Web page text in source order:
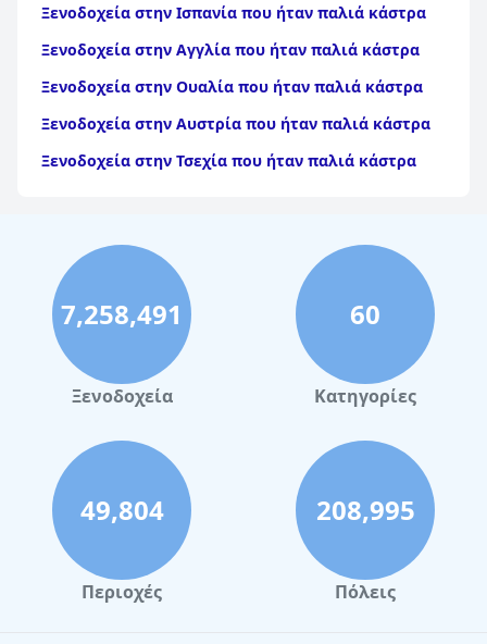
Ξενοδοχεία στην Ισπανία που ήταν παλιά κάστρα
Ξενοδοχεία στην Αγγλία που ήταν παλιά κάστρα
Ξενοδοχεία στην Ουαλία που ήταν παλιά κάστρα
Ξενοδοχεία στην Αυστρία που ήταν παλιά κάστρα
Ξενοδοχεία στην Τσεχία που ήταν παλιά κάστρα
7,258,491
Ξενοδοχεία
60
Κατηγορίες
49,804
Περιοχές
208,995
Πόλεις